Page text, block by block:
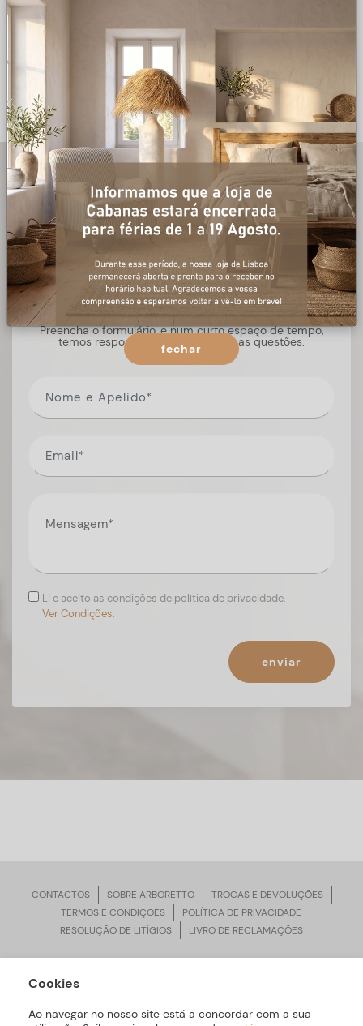
DESCRIÇÃO
+ informações
Preencha o formulário, e num curto espaço de tempo,
temos respostas para todas as suas questões.
Li e aceito as condições de política de privacidade.
Ver Condições.
enviar
CONTACTOS SOBRE ARBORETTO
TROCAS E DEVOLUÇÕES
TERMOS E CONDIÇÕES
POLÍTICA DE PRIVACIDADE
RESOLUÇÃO DE LITÍGIOS
LIVRO DE RECLAMAÇÕES
ARBORETTO © Todos os Direitos Reservados | Desenvolvido por
Cookies
Ao navegar no nosso site está a concordar com a sua
fechar